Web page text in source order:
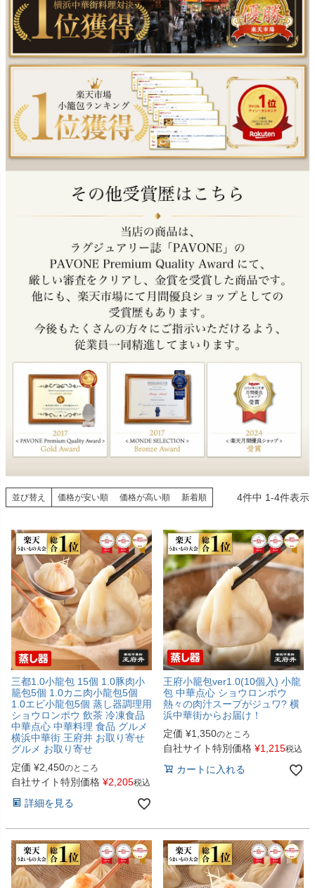
並び替え 価格が安い順 価格が高い順 新着順 4件中 1-4件表示
三都1.0小龍包 15個 1.0豚肉小
籠包5個 1.0カニ肉小龍包5個
1.0エビ小龍包5個 蒸し器調理用
ショウロンポウ 飲茶 冷凍食品
中華点心 中華料理 食品 グルメ
横浜中華街 王府井 お取り寄せ
グルメ お取り寄せ
定価 ¥2,450のところ
自社サイト特別価格 ¥2,205税込
詳細を見る
王府小籠包ver1.0(10個入) 小龍
包 中華点心 ショウロンポウ
熱々の肉汁スープがジュワ? 横
浜中華街からお届け！
定価 ¥1,350のところ
自社サイト特別価格 ¥1,215税込
カートに入れる